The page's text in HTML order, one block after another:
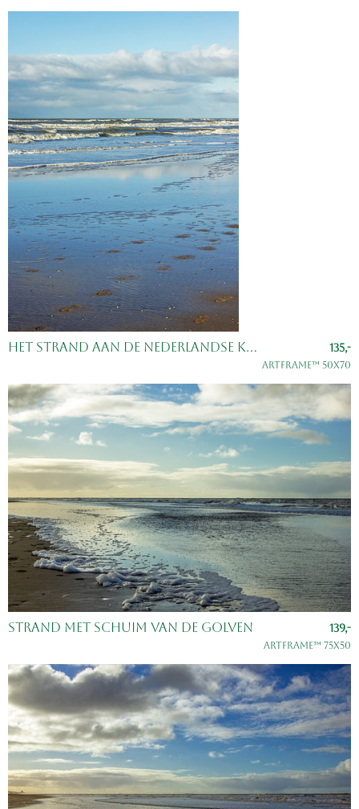
Het strand aan de Nederlandse kust 135,-
ArtFrame™ 50x70
Strand met schuim van de golven 139,-
ArtFrame™ 75x50